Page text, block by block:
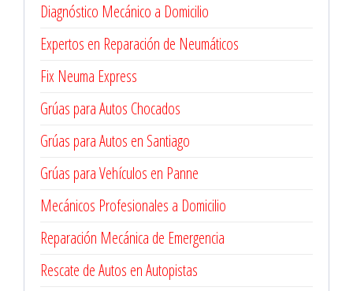
Diagnóstico Mecánico a Domicilio
Expertos en Reparación de Neumáticos
Fix Neuma Express
Grúas para Autos Chocados
Grúas para Autos en Santiago
Grúas para Vehículos en Panne
Mecánicos Profesionales a Domicilio
Reparación Mecánica de Emergencia
Rescate de Autos en Autopistas